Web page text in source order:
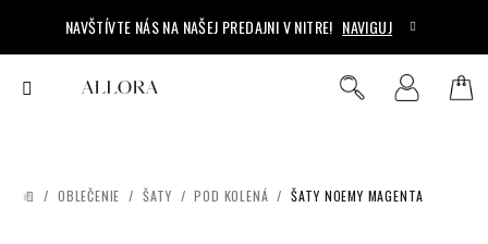
obsah
NAVŠTÍVTE NÁS NA NAŠEJ PREDAJNI V NITRE! NAVIGUJ
DOMOV
/ OBLEČENIE / ŠATY / POD KOLENÁ / ŠATY NOEMY MAGENTA